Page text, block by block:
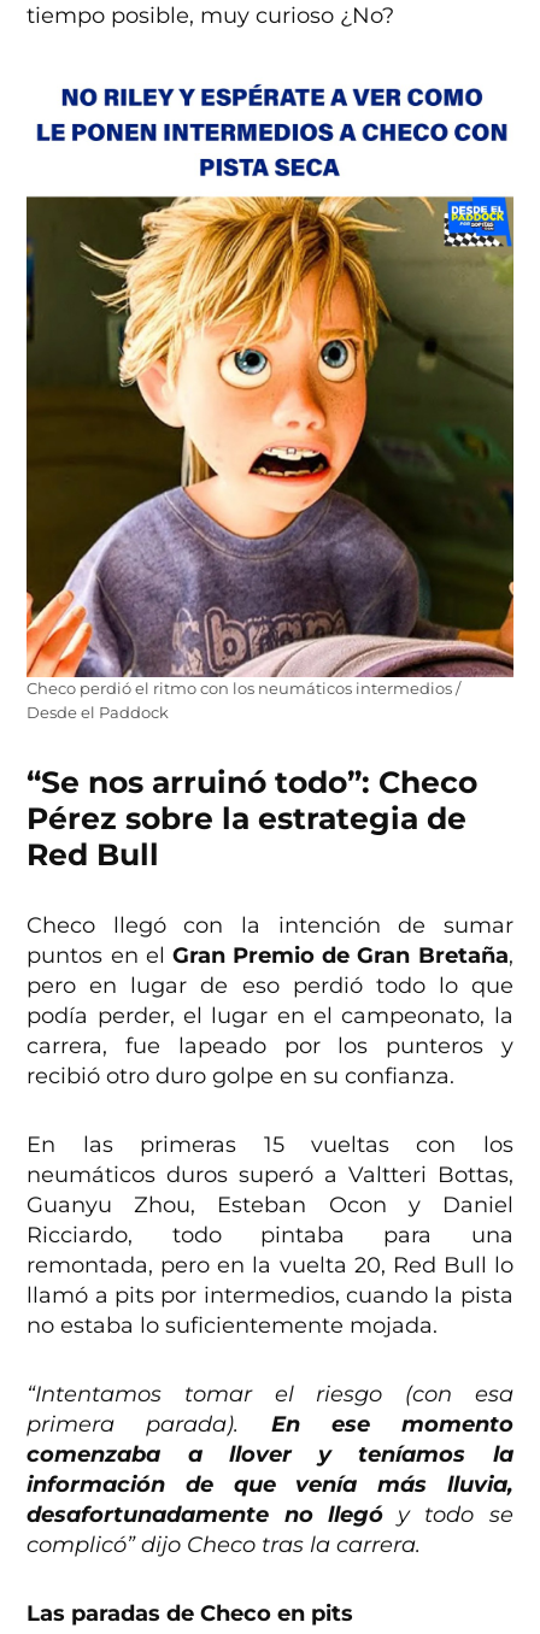
tiempo posible, muy curioso ¿No?
Checo perdió el ritmo con los neumáticos intermedios /
Desde el Paddock
“Se nos arruinó todo”: Checo
Pérez sobre la estrategia de
Red Bull
Checo llegó con la intención de sumar
puntos en el Gran Premio de Gran Bretaña,
pero en lugar de eso perdió todo lo que
podía perder, el lugar en el campeonato, la
carrera, fue lapeado por los punteros y
recibió otro duro golpe en su confianza.
En las primeras 15 vueltas con los
neumáticos duros superó a Valtteri Bottas,
Guanyu Zhou, Esteban Ocon y Daniel
Ricciardo, todo pintaba para una
remontada, pero en la vuelta 20, Red Bull lo
llamó a pits por intermedios, cuando la pista
no estaba lo suficientemente mojada.
“Intentamos tomar el riesgo (con esa
primera parada). En ese momento
comenzaba a llover y teníamos la
información de que venía más lluvia,
desafortunadamente no llegóy todo se
complicó” dijo Checo tras la carrera.
Las paradas de Checo en pits